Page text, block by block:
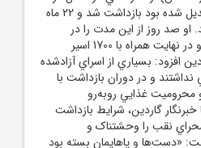
که به پناهگاه غيرنظاميان تبديل شده بود بازداشت شد و 22 ماه
او صد روز از اين مدت را در
سلولي زيرزميني سپري کرد و در نهايت همراه با 1700 اسير
افزود: بسياري از اسراي آزادشده
نداشتند و در دوران بازداشت با
غذايي روبه‌رو
گاردين، شرايط بازداشت
نقب را وحشتناک و
«دست‌ها و پاهايمان بسته بود